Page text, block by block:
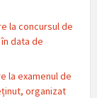
la concursul de
data de
la examenul de
organizat